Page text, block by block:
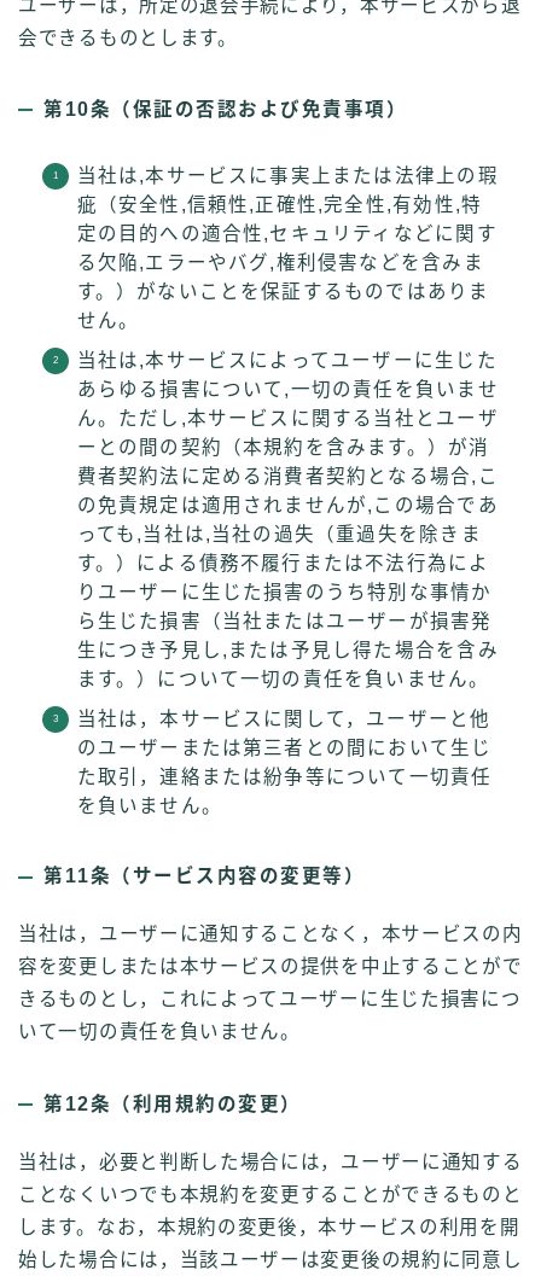
ユーザーは，所定の退会手続により，本サービスから退
会できるものとします。
第10条（保証の否認および免責事項）
当社は,本サービスに事実上または法律上の瑕
疵（安全性,信頼性,正確性,完全性,有効性,特
定の目的への適合性,セキュリティなどに関す
る欠陥,エラーやバグ,権利侵害などを含みま
す。）がないことを保証するものではありま
せん。
当社は,本サービスによってユーザーに生じた
あらゆる損害について,一切の責任を負いませ
ん。ただし,本サービスに関する当社とユーザ
ーとの間の契約（本規約を含みます。）が消
費者契約法に定める消費者契約となる場合,こ
の免責規定は適用されませんが,この場合であ
っても,当社は,当社の過失（重過失を除きま
す。）による債務不履行または不法行為によ
りユーザーに生じた損害のうち特別な事情か
ら生じた損害（当社またはユーザーが損害発
生につき予見し,または予見し得た場合を含み
ます。）について一切の責任を負いません。
当社は，本サービスに関して，ユーザーと他
のユーザーまたは第三者との間において生じ
た取引，連絡または紛争等について一切責任
を負いません。
第11条（サービス内容の変更等）
当社は，ユーザーに通知することなく，本サービスの内
容を変更しまたは本サービスの提供を中止することがで
きるものとし，これによってユーザーに生じた損害につ
いて一切の責任を負いません。
第12条（利用規約の変更）
当社は，必要と判断した場合には，ユーザーに通知する
ことなくいつでも本規約を変更することができるものと
します。なお，本規約の変更後，本サービスの利用を開
始した場合には，当該ユーザーは変更後の規約に同意し